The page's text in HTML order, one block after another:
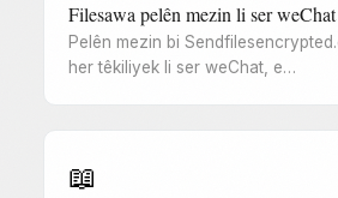
Filesawa pelên mezin li ser
Pelên mezin bi
her têkiliyek li ser weChat, e…
📖